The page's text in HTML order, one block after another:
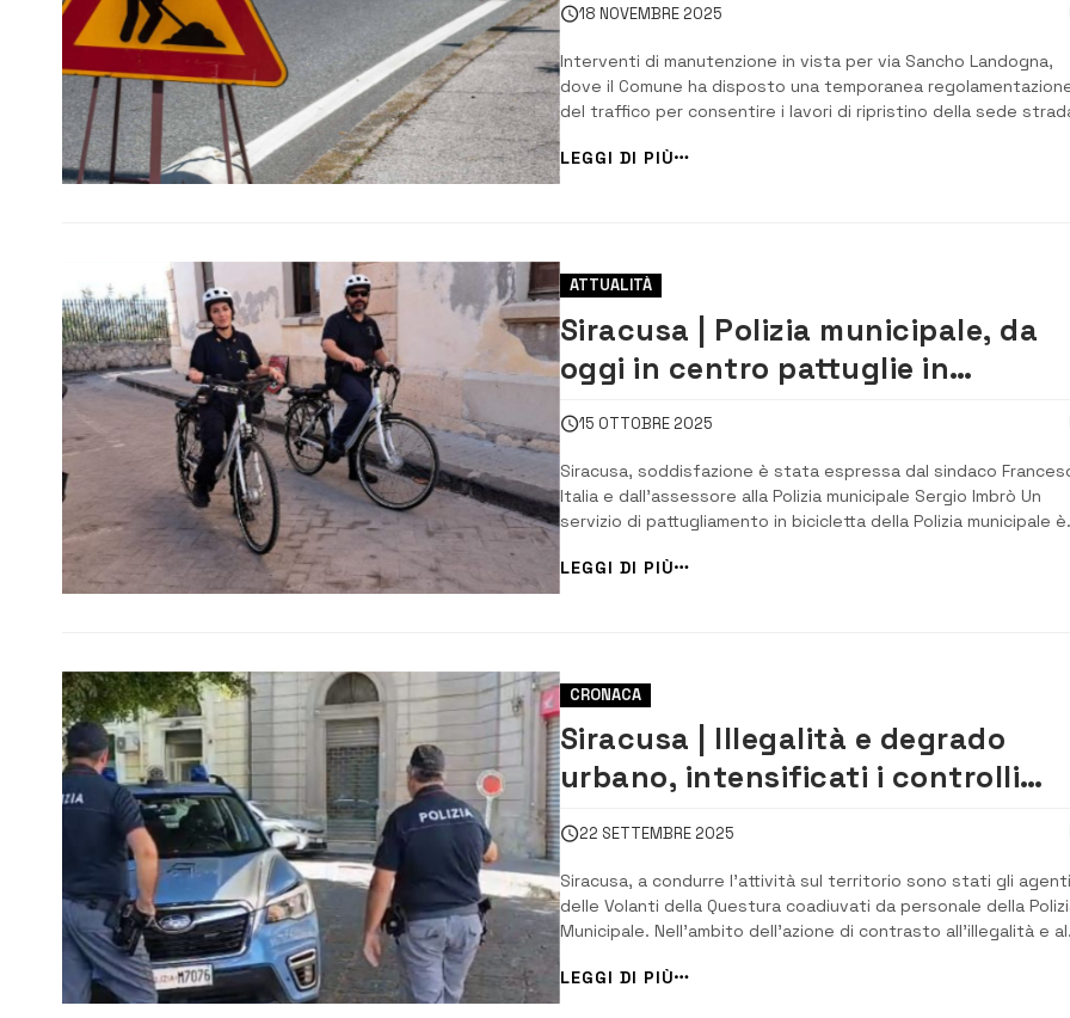
19 al 21 novembre
18 NOVEMBRE 2025
Interventi di manutenzione in vista per via Sancho Landogna,
dove il Comune ha disposto una temporanea
del traffico per consentire i lavori di ripristino della sede
richiesti dalla ditta Sielte. L’ordinanza, emanata dal responsabile
del IX Settore “Polizia municipale”, prevede un restringimento
carreggiata nel t...
LEGGI DI PIÙ
ATTUALITÀ
Siracusa | Polizia municipale, da
oggi in centro pattuglie in
bicicletta
15 OTTOBRE 2025
Siracusa, soddisfazione è stata espressa dal sindaco
Italia e dall’assessore alla Polizia municipale Sergio Imbrò Un
servizio di pattugliamento in bicicletta della Polizia municipale è
con i colori d’istituto, saranno utilizzati per rafforzare i servizi di
contro...
LEGGI DI PIÙ
CRONACA
Siracusa | Illegalità e degrado
urbano, intensificati i controlli
della Polizia alla Borgata
22 SETTEMBRE 2025
Siracusa, a condurre l’attività sul territorio sono stati gli agenti
delle Volanti della Questura coadiuvati da personale della
Municipale. Nell’ambito dell’azione di contrasto all’illegalità e al
condotta dagli agenti delle Volanti della Questura di Siracusa,
coadiuvati dai...
LEGGI DI PIÙ